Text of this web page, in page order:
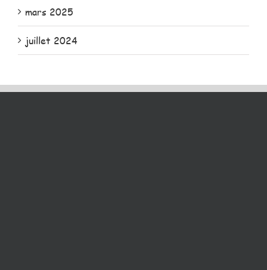
mars 2025
juillet 2024